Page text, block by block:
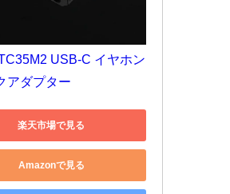
USB-C イヤホン
アダプター
楽天市場で見る
Amazonで見る